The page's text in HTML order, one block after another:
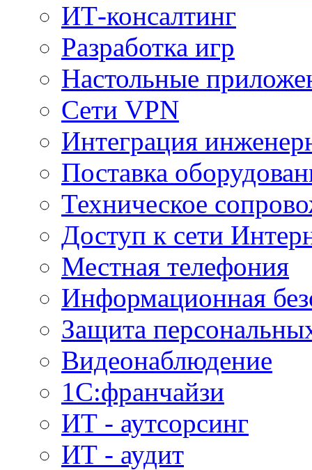
ИТ-консалтинг
Разработка игр
Настольные
Сети VPN
Интеграция
Поставка
Техническое
Доступ к сети
Местная телефония
Информационная
Защита
Видеонаблюдение
1С:франчайзи
ИТ - аутсорсинг
ИТ - аудит